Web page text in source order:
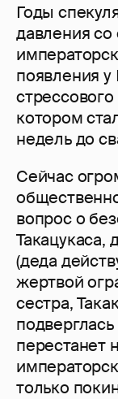
Годы
давления
появления у
котором
недель до
Сейчас
вопрос о
Такацукаса,
(деда
жертвой
сестра,
перестанет
только